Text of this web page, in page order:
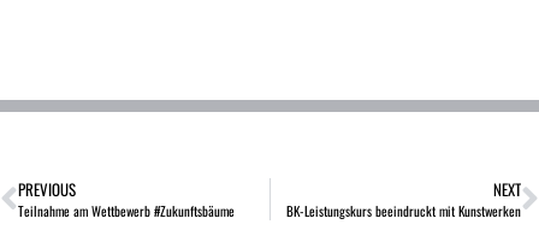
PREVIOUS
Teilnahme am Wettbewerb #Zukunftsbäume
NEXT
BK-Leistungskurs beeindruckt mit Kunstwerken